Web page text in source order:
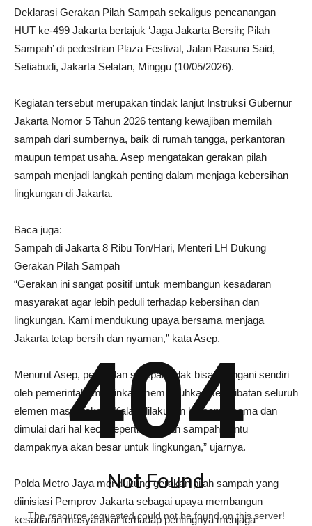
Deklarasi Gerakan Pilah Sampah sekaligus pencanangan
HUT ke-499 Jakarta bertajuk ‘Jaga Jakarta Bersih; Pilah
Sampah’ di pedestrian Plaza Festival, Jalan Rasuna Said,
Setiabudi, Jakarta Selatan, Minggu (10/05/2026).
Kegiatan tersebut merupakan tindak lanjut Instruksi Gubernur
Jakarta Nomor 5 Tahun 2026 tentang kewajiban memilah
sampah dari sumbernya, baik di rumah tangga, perkantoran
maupun tempat usaha. Asep mengatakan gerakan pilah
sampah menjadi langkah penting dalam menjaga kebersihan
lingkungan di Jakarta.
Baca juga:
Sampah di Jakarta 8 Ribu Ton/Hari, Menteri LH Dukung
Gerakan Pilah Sampah
“Gerakan ini sangat positif untuk membangun kesadaran
masyarakat agar lebih peduli terhadap kebersihan dan
lingkungan. Kami mendukung upaya bersama menjaga
Jakarta tetap bersih dan nyaman,” kata Asep.
Menurut Asep, persoalan sampah tidak bisa ditangani sendiri
oleh pemerintah, melainkan membutuhkan keterlibatan seluruh
elemen masyarakat. “Kalau dilakukan bersama-sama dan
dimulai dari hal kecil seperti memilah sampah, tentu
dampaknya akan besar untuk lingkungan,” ujarnya.
Polda Metro Jaya mendukung gerakan pilah sampah yang
diinisiasi Pemprov Jakarta sebagai upaya membangun
kesadaran masyarakat terhadap pentingnya menjaga
404
Not Found
The resource requested could not be found on this server!